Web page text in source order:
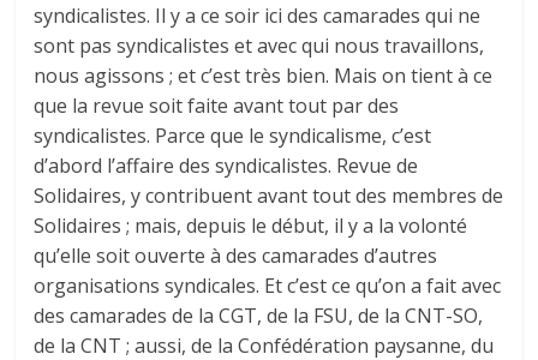
syndicalistes. Il y a ce soir ici des camarades qui ne
sont pas syndicalistes et avec qui nous travaillons,
nous agissons ; et c’est très bien. Mais on tient à ce
que la revue soit faite avant tout par des
syndicalistes. Parce que le syndicalisme, c’est
d’abord l’affaire des syndicalistes. Revue de
Solidaires, y contribuent avant tout des membres de
Solidaires ; mais, depuis le début, il y a la volonté
qu’elle soit ouverte à des camarades d’autres
organisations syndicales. Et c’est ce qu’on a fait avec
des camarades de la CGT, de la FSU, de la CNT-SO,
de la CNT ; aussi, de la Confédération paysanne, du